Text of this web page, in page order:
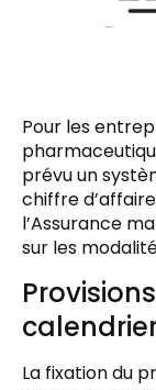
Pour les
prévu un
chiffre
l’Assurance
sur les
La fixation du